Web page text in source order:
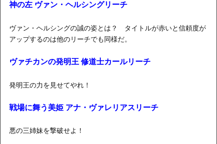
神の左 ヴァン・ヘルシングリーチ
ヴァン・ヘルシングの誠の姿とは？ タイトルが赤いと信頼度が
アップするのは他のリーチでも同様だ。
ヴァチカンの発明王 修道士カールリーチ
発明王の力を見せてやれ！
戦場に舞う美姫 アナ・ヴァレリアスリーチ
悪の三姉妹を撃破せよ！